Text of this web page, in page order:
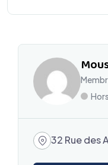
32 Rue des